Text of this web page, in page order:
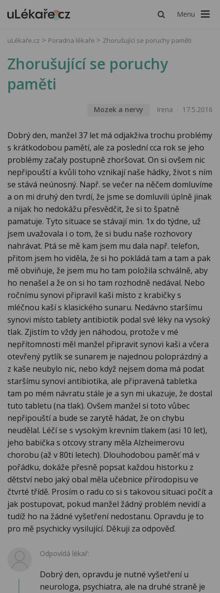
Menu
uLékaře.cz Poradna lékaře Zhorušující se poruchy paměti
Zhorušující se poruchy
paměti
Mozek a nervy Irena 17.5.2016
Dobrý den, manžel 37 let má odjakživa trochu problémy
s krátkodobou pamětí, ale za poslední cca rok se jeho
problémy začaly postupně zhoršovat. On si ovšem nic
nepřipouští a kvůli toho vznikají naše hádky, život s ním
se stává neúnosný. Např. se večer na něčem domluvíme
a on mi druhý den tvrdí, že jsme se domluvili úplně jinak
a nijak ho nedokážu přesvědčit, že si to špatně
pamatuje. Tyto situace se stávají min. 1x do týdne, už
jsem uvažovala i o tom, že si budu naše rozhovory
nahrávat. Ptá se mě kam jsem mu dala např. telefon,
přitom jsem ho viděla, že si ho pokládá tam a tam a pak
mě obviňuje, že jsem mu ho tam položila schválně, aby
ho nenašel a že on si ho tam rozhodně nedával. Nebo
ročnímu synovi připravil kaši místo z krabičky s
mléčnou kaší s klasického sunaru. Nedávno staršímu
synovi místo tablety antibiotik podal své léky na vysoký
tlak. Zjistím to vždy jen náhodou, protože v mé
nepřítomnosti měl manžel připravit synovi kaši a včera
otevřený pytlík se sunarem je najednou poloprázdný a
z kaše neubylo nic, nebo když nejsem doma má podat
staršímu synovi antibiotika, ale připravená tabletka
tam po mém návratu stále je a syn mi ukazuje, že dostal
tuto tabletu (na tlak). Ovšem manžel si toto vůbec
nepřipouští a bude se zarytě hádat, že on chybu
neudělal. Léčí se s vysokým krevním tlakem (asi 10 let),
jeho babička s otcovy strany měla Alzheimerovu
chorobu (až v 80ti letech). Dlouhodobou paměť má v
pořádku, dokáže přesně popsat každou historku z
dětství nebo jaký obal měla učebnice přírodopisu ve
čtvrté třídě. Prosím o radu co si s takovou situaci počít a
jak postupovat, pokud manžel žádný problém nevidí a
tudíž ho na žádné vyšetření nedostanu. Opravdu je to
pro mě psychicky vysilující. Děkuji za odpověď.
Odpovídá lékař:
Dobrý den, opravdu je nutné vyšetření u
neurologa, psychiatra, ale na druhé straně je